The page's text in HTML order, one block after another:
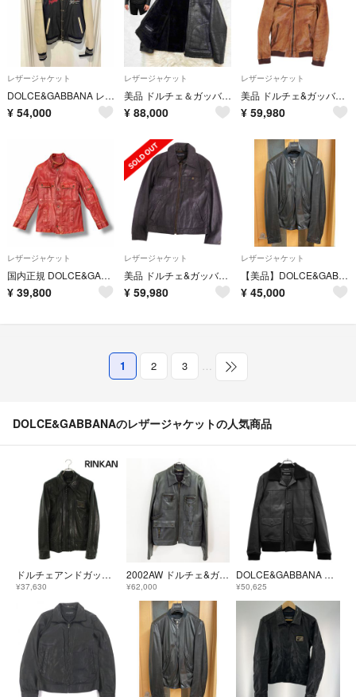
レザージャケット
DOLCE&GABBANA レザースタジアムジャンパー ネイビー×ホワイト
¥ 54,000
レザージャケット
美品 ドルチェ＆ガッバーナ 裏地ボアファー レザージャケット 黒 ドルガバ
¥ 88,000
レザージャケット
美品 ドルチェ&ガッバーナ DOLCE&GABBANA ブルゾン レザージャケット ラムスキン 羊革 ウォッシュ加工 アウター 46(S)
¥ 59,980
レザージャケット
国内正規 DOLCE&GABBANA Goat Leather Jacket レザージャケット ライダース ドルチェアンドガッバーナ LS55/ULFF レッド 46 （10139M）
¥ 39,800
レザージャケット
美品 ドルチェ&ガッバーナ DOLCE&GABBANA ジャケット レザージャケット ジップアップ ラムスキン 羊革 アウター 50(L)
¥ 59,980
レザージャケット
【美品】DOLCE&GABBANA レザー シングルライダースジャケット 46
¥ 45,000
1 2 3 …
DOLCE&GABBANAのレザージャケットの人気商品
ドルチェアンドガッバーナ ロゴプレートレザージャケット メンズ 46
¥37,630
2002AW ドルチェ&ガッバーナ マルチポケット レザー ジャケット 50
¥62,000
DOLCE&GABBANA ドルチェ＆ガッバーナ リブ ラムレザージャケット G9QP8L/HULFV ブラック 46
¥50,625